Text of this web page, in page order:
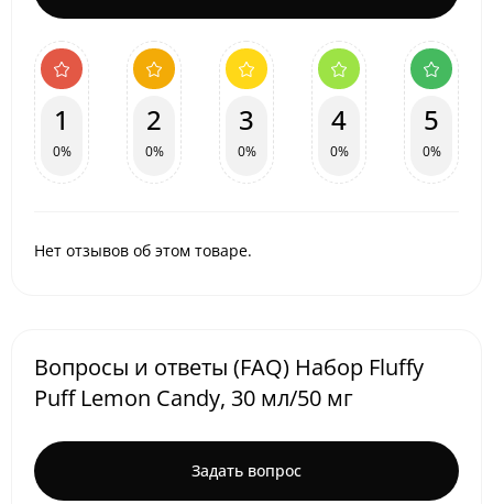
1
0%
2
0%
3
0%
4
0%
5
0%
Нет отзывов об этом товаре.
Вопросы и ответы (FAQ) Набор Fluffy
Puff Lemon Candy, 30 мл/50 мг
Задать вопрос